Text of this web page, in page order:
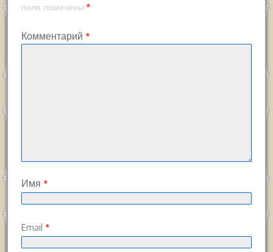
поля помечены *
Комментарий *
Имя *
Email *